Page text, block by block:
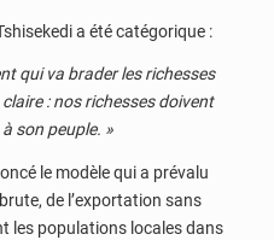
a été catégorique :
qui va brader les richesses
: nos richesses doivent
son peuple. »
le modèle qui a prévalu
de l’exportation sans
les populations locales dans